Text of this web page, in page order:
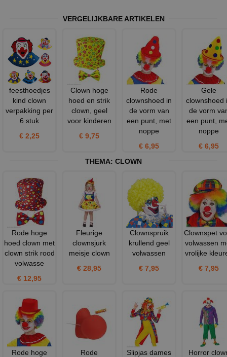
VERGELIJKBARE ARTIKELEN
feesthoedjes
kind clown
verpakking per
6 stuk
€ 2,25
Clown hoge
hoed en strik
clown, geel
voor kinderen
€ 9,75
Rode
clownshoed in
de vorm van
een punt, met
noppe
€ 6,95
Gele
clownshoed
de vorm
een punt,
noppe
€ 6,95
THEMA: CLOWN
Rode hoge
hoed clown met
clown strik rood
volwasse
€ 12,95
Fleurige
clownsjurk
meisje clown
€ 28,95
Clownspruik
krullend geel
volwassen
€ 7,95
Clownspet
volwassen
vrolijke
€ 7,95
Rode hoge
Rode
Slipjas dames
Horror